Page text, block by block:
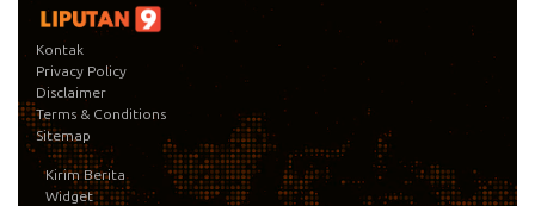
Kontak
Privacy Policy
Disclaimer
Terms & Conditions
Sitemap
Kirim Berita
Widget